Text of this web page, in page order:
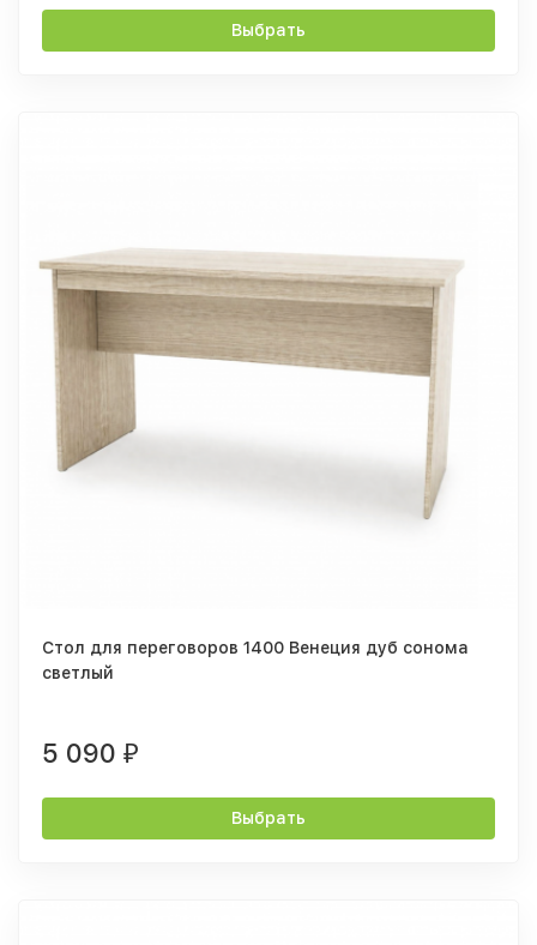
Выбрать
Стол для переговоров 1400 Венеция дуб сонома
светлый
5 090 ₽
Выбрать